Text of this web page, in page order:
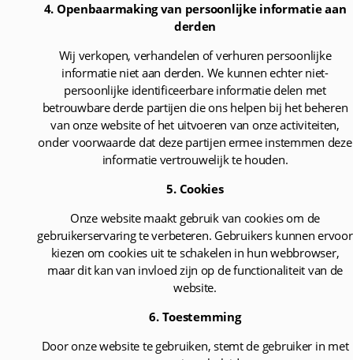
4. Openbaarmaking van persoonlijke informatie aan
derden
Wij verkopen, verhandelen of verhuren persoonlijke
informatie niet aan derden. We kunnen echter niet-
persoonlijke identificeerbare informatie delen met
betrouwbare derde partijen die ons helpen bij het beheren
van onze website of het uitvoeren van onze activiteiten,
onder voorwaarde dat deze partijen ermee instemmen deze
informatie vertrouwelijk te houden.
5. Cookies
Onze website maakt gebruik van cookies om de
gebruikerservaring te verbeteren. Gebruikers kunnen ervoor
kiezen om cookies uit te schakelen in hun webbrowser,
maar dit kan van invloed zijn op de functionaliteit van de
website.
6. Toestemming
Door onze website te gebruiken, stemt de gebruiker in met